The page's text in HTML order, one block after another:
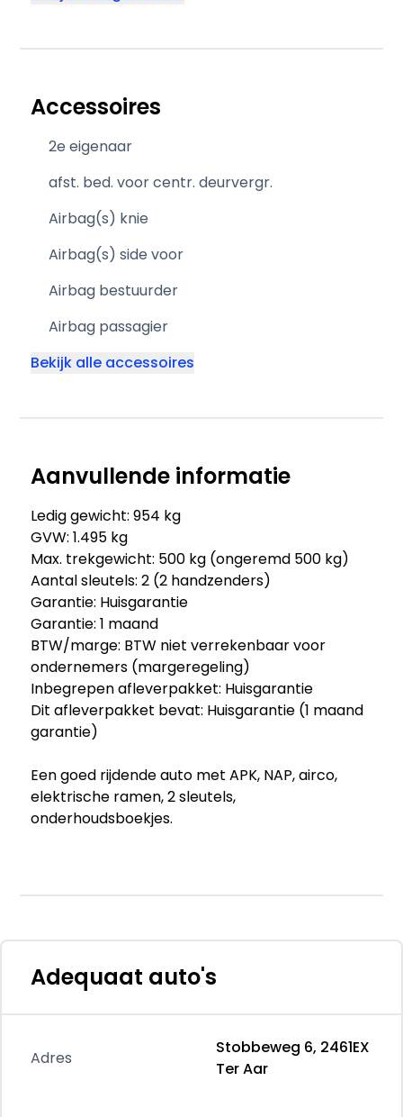
Accessoires
2e eigenaar
afst. bed. voor centr. deurvergr.
Airbag(s) knie
Airbag(s) side voor
Airbag bestuurder
Airbag passagier
Bekijk alle accessoires
Aanvullende informatie
Ledig gewicht: 954 kg
GVW: 1.495 kg
Max. trekgewicht: 500 kg (ongeremd 500 kg)
Aantal sleutels: 2 (2 handzenders)
Garantie: Huisgarantie
Garantie: 1 maand
BTW/marge: BTW niet verrekenbaar voor
ondernemers (margeregeling)
Inbegrepen afleverpakket: Huisgarantie
Dit afleverpakket bevat: Huisgarantie (1 maand
garantie)
Een goed rijdende auto met APK, NAP, airco,
elektrische ramen, 2 sleutels,
onderhoudsboekjes.
Maandag t/m zaterdag 09:00-17:30 uur.
Wij zijn een RDW erkend autobedrijf met 100+
occasions.
INRUILEN IS MOGELIJK!
Adequaat auto's
Adres
Stobbeweg 6, 2461EX
Ter Aar